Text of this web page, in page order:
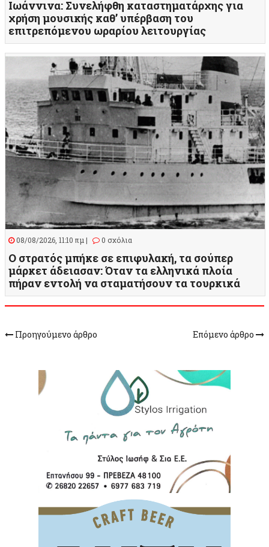
Ιωάννινα: Συνελήφθη καταστηματάρχης για
χρήση μουσικής καθ’ υπέρβαση του
επιτρεπόμενου ωραρίου λειτουργίας
08/08/2026, 11:10 πμ | 0 σχόλια
Ο στρατός μπήκε σε επιφυλακή, τα σούπερ
μάρκετ άδειασαν: Όταν τα ελληνικά πλοία
πήραν εντολή να σταματήσουν τα τουρκικά
Προηγούμενο άρθρο Επόμενο άρθρο